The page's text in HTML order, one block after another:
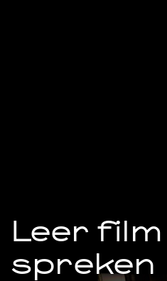
Leer film
spreken